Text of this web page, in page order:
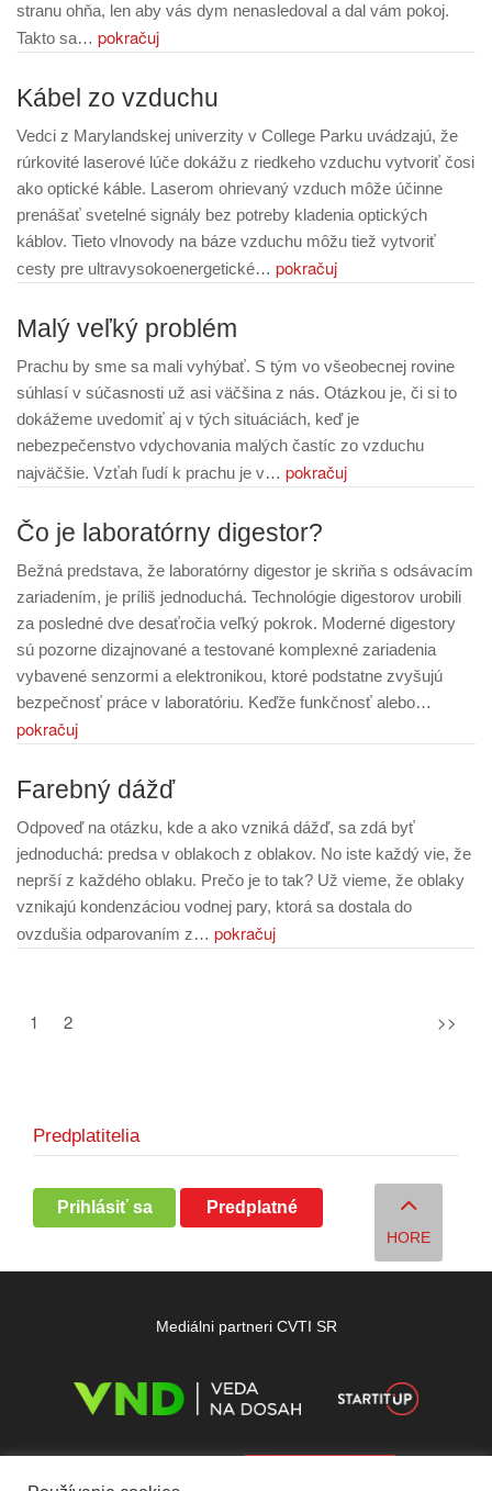
stranu ohňa, len aby vás dym nenasledoval a dal vám pokoj.
Takto sa… pokračuj
Kábel zo vzduchu
Vedci z Marylandskej univerzity v College Parku uvádzajú, že
rúrkovité laserové lúče dokážu z riedkeho vzduchu vytvoriť čosi
ako optické káble. Laserom ohrievaný vzduch môže účinne
prenášať svetelné signály bez potreby kladenia optických
káblov. Tieto vlnovody na báze vzduchu môžu tiež vytvoriť
cesty pre ultravysokoenergetické… pokračuj
Malý veľký problém
Prachu by sme sa mali vyhýbať. S tým vo všeobecnej rovine
súhlasí v súčasnosti už asi väčšina z nás. Otázkou je, či si to
dokážeme uvedomiť aj v tých situáciách, keď je
nebezpečenstvo vdychovania malých častíc zo vzduchu
najväčšie. Vzťah ľudí k prachu je v… pokračuj
Čo je laboratórny digestor?
Bežná predstava, že laboratórny digestor je skriňa s odsávacím
zariadením, je príliš jednoduchá. Technológie digestorov urobili
za posledné dve desaťročia veľký pokrok. Moderné digestory
sú pozorne dizajnované a testované komplexné zariadenia
vybavené senzormi a elektronikou, ktoré podstatne zvyšujú
bezpečnosť práce v laboratóriu. Keďže funkčnosť alebo…
pokračuj
Farebný dážď
Odpoveď na otázku, kde a ako vzniká dážď, sa zdá byť
jednoduchá: predsa v oblakoch z oblakov. No iste každý vie, že
neprší z každého oblaku. Prečo je to tak? Už vieme, že oblaky
vznikajú kondenzáciou vodnej pary, ktorá sa dostala do
ovzdušia odparovaním z… pokračuj
1 2 >>
Predplatitelia
Prihlásiť sa Predplatné
HORE
Mediálni partneri CVTI SR